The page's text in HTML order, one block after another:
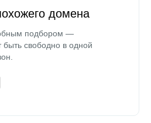
домена
подбором —
свободно в одной